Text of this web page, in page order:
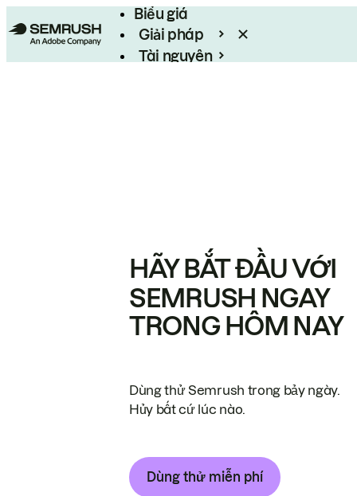
Biểu giá
Giải pháp
Tài nguyên
HÃY BẮT ĐẦU VỚI
SEMRUSH NGAY
TRONG HÔM NAY
Dùng thử Semrush trong bảy ngày.
Hủy bất cứ lúc nào.
Dùng thử miễn phí